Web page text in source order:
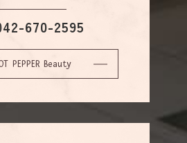
670-2595
PEPPER Beauty